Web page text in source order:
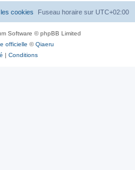
Fuseau horaire sur UTC+02:00
cookies
Software © phpBB Limited
officielle ©Qiaeru
| Conditions